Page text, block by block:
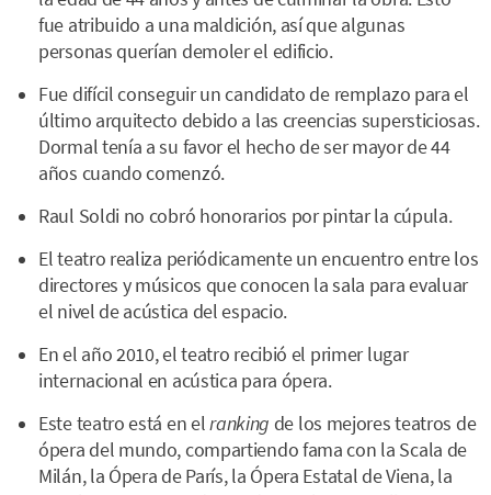
fue atribuido a una maldición, así que algunas
personas querían demoler el edificio.
Fue difícil conseguir un candidato de remplazo para el
último arquitecto debido a las creencias supersticiosas.
Dormal tenía a su favor el hecho de ser mayor de 44
años cuando comenzó.
Raul Soldi no cobró honorarios por pintar la cúpula.
El teatro realiza periódicamente un encuentro entre los
directores y músicos que conocen la sala para evaluar
el nivel de acústica del espacio.
En el año 2010, el teatro recibió el primer lugar
internacional en acústica para ópera.
Este teatro está en elranking de los mejores teatros de
ópera del mundo, compartiendo fama con la Scala de
Milán, la Ópera de París, la Ópera Estatal de Viena, la